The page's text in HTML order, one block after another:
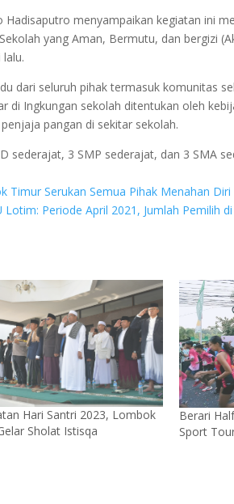
menyampaikan kegiatan ini
yang Aman, Bermutu, dan bergizi
dari seluruh pihak termasuk komunitas
di Ingkungan sekolah ditentukan oleh
pangan di sekitar sekolah.
sederajat, 3 SMP sederajat, dan 3 SMA
Timur Serukan Semua Pihak Menahan Diri
Lotim: Periode April 2021, Jumlah Pemilih
Hari Santri 2023, Lombok
Sholat Istisqa
Berari
Sport